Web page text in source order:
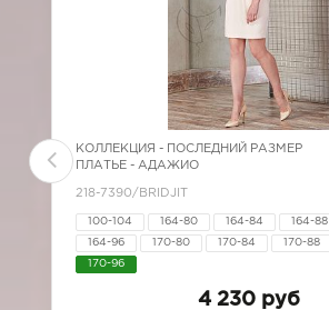
КОЛЛЕКЦИЯ -
ПОСЛЕДНИЙ РАЗМЕР
ПЛАТЬЕ - АДАЖИО
218-7390/BRIDJIT
100-104 164-80 164-84 164-88
164-96 170-80 170-84 170-88
170-96
4 230 руб